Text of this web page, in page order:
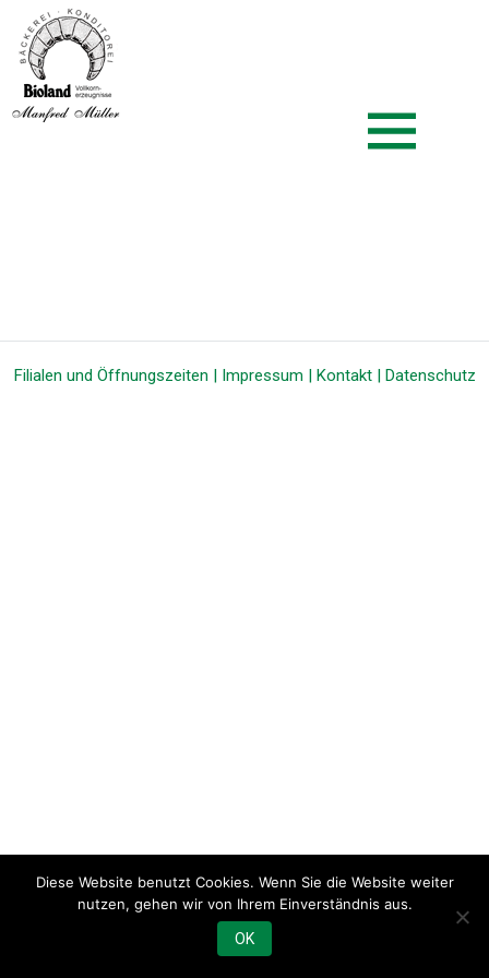
Biolandbäcker Müller
Zum
Filialen und Öffnungszeiten | Impressum | Kontakt | Datenschutz
Diese Website benutzt Cookies. Wenn Sie die Website weiter
nutzen, gehen wir von Ihrem Einverständnis aus.
OK